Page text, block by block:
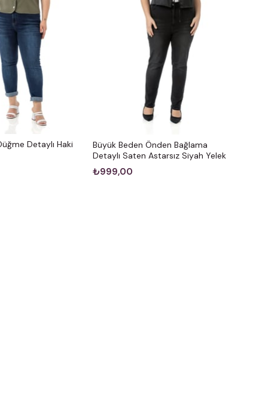
Detaylı Haki
Büyük Beden Önden Bağlama
Detaylı Saten Astarsız Siyah Yelek
₺999,00